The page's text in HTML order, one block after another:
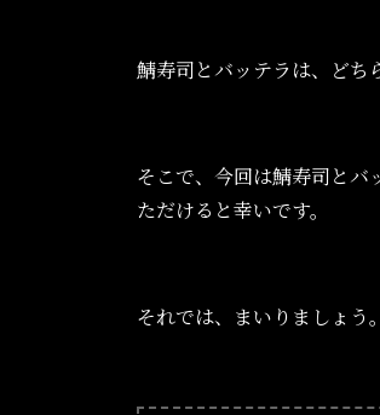
鯖寿司とバッテラは、どち
そこで、今回は鯖寿司とバ
ただけると幸いです。
それでは、まいりましょう。